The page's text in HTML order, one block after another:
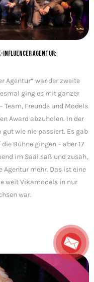
Influencer Agentur:
Agentur“ war der zweite
ging es mit ganzer
Team, Freunde und Models
Award abzuholen. In der
gut wie nie passiert. Es gab
Bühne gingen – aber 17
im Saal saß und zusah,
mehr. Das ist eine
weit Vikamodels in nur
war.